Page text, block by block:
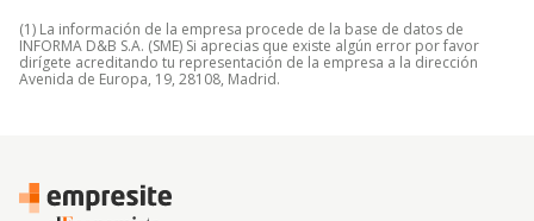
(1) La información de la empresa procede de la base de datos de
INFORMA D&B S.A. (SME) Si aprecias que existe algún error por favor
dirígete acreditando tu representación de la empresa a la dirección
Avenida de Europa, 19, 28108, Madrid.